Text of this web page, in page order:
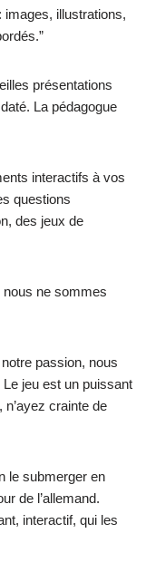
illustrations,
présentations
La pédagogue
interactifs à vos
questions
des jeux de
nous ne sommes
passion, nous
jeu est un puissant
n’ayez crainte de
le submerger en
de l’allemand.
interactif, qui les